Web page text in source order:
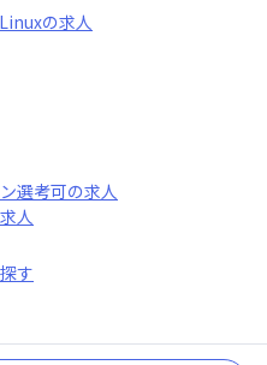
Linuxの求人
選考可の求人
人
す